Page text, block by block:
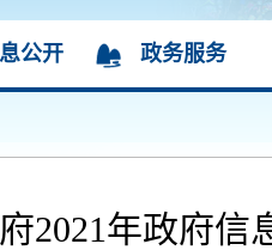
公开 政务服务
2021年政府信